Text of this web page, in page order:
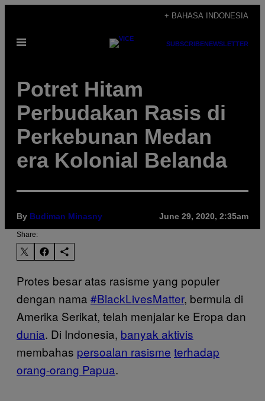
content
+ BAHASA INDONESIA
Open
SUBSCRIBENEWSLETTER
Potret Hitam
Perbudakan Rasis di
Perkebunan Medan
era Kolonial Belanda
By Budiman Minasny June 29, 2020, 2:35am
Share:
Protes besar atas rasisme yang populer
dengan nama #BlackLivesMatter, bermula di
Amerika Serikat, telah menjalar ke Eropa dan
dunia. Di Indonesia, banyak aktivis
membahas persoalan rasisme terhadap
orang-orang Papua.